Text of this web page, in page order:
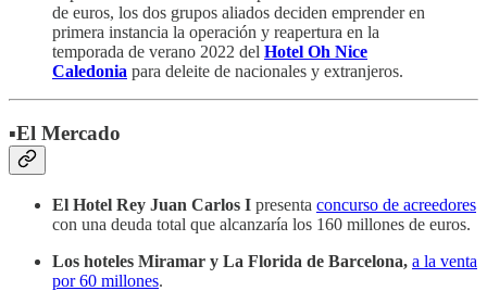
de euros, los dos grupos aliados deciden emprender en
primera instancia la operación y reapertura en la
temporada de verano 2022 del Hotel Oh Nice
Caledonia para deleite de nacionales y extranjeros.
▪️El Mercado
El Hotel Rey Juan Carlos I presenta concurso de acreedores
con una deuda total que alcanzaría los 160 millones de euros.
Los hoteles Miramar y La Florida de Barcelona, a la venta
por 60 millones.